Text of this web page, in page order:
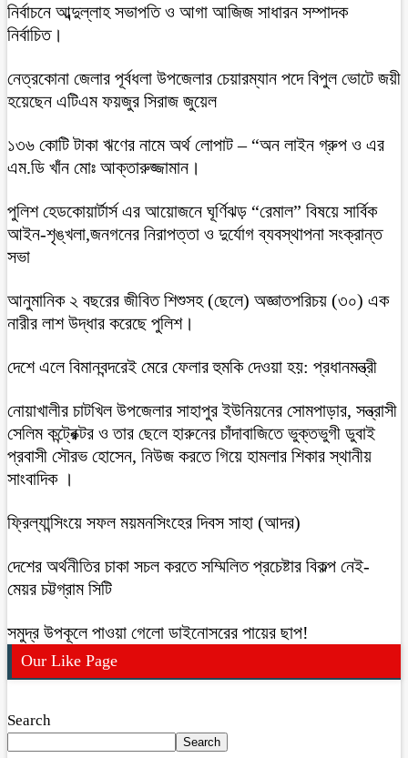
নির্বাচনে আব্দুল্লাহ সভাপতি ও আগা আজিজ সাধারন সম্পাদক
নির্বাচিত।
নেত্রকোনা জেলার পূর্বধলা উপজেলার চেয়ারম্যান পদে বিপুল ভোটে জয়ী
হয়েছেন এটিএম ফয়জুর সিরাজ জুয়েল
১৩৬ কোটি টাকা ঋণের নামে অর্থ লোপাট – “অন লাইন গ্রুপ ও এর
এম.ডি খাঁন মোঃ আক্তারুজ্জামান।
পুলিশ হেডকোয়ার্টার্স এর আয়োজনে ঘূর্ণিঝড় “রেমাল” বিষয়ে সার্বিক
আইন-শৃঙ্খলা,জনগনের নিরাপত্তা ও দুর্যোগ ব্যবস্থাপনা সংক্রান্ত
সভা
আনুমানিক ২ বছরের জীবিত শিশুসহ (ছেলে) অজ্ঞাতপরিচয় (৩০) এক
নারীর লাশ উদ্ধার করেছে পুলিশ।
দেশে এলে বিমানবন্দরেই মেরে ফেলার হুমকি দেওয়া হয়: প্রধানমন্ত্রী
নোয়াখালীর চাটখিল উপজেলার সাহাপুর ইউনিয়নের সোমপাড়ার, সন্ত্রাসী
সেলিম কন্ট্রেক্টর ও তার ছেলে হারুনের চাঁদাবাজিতে ভুক্তভুগী ডুবাই
প্রবাসী সৌরভ হোসেন, নিউজ করতে গিয়ে হামলার শিকার স্থানীয়
সাংবাদিক ।
ফ্রিল্যান্সিংয়ে সফল ময়মনসিংহের দিবস সাহা (আদর)
দেশের অর্থনীতির চাকা সচল করতে সম্মিলিত প্রচেষ্টার বিকল্প নেই-
মেয়র চট্টগ্রাম সিটি
সমুদ্র উপকূলে পাওয়া গেলো ডাইনোসরের পায়ের ছাপ!
Our Like Page
Search
Search